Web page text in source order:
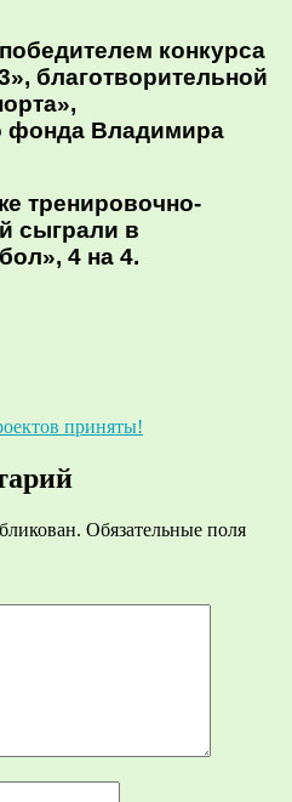
конкурса
благотворительной
фонда Владимира
тренировочно-
сыграли в
4 на 4.
приняты!
Обязательные поля